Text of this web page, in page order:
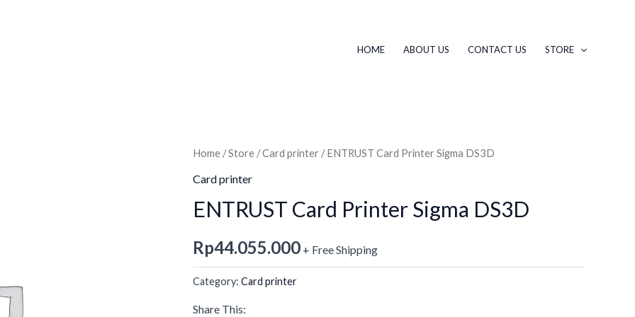
HOME ABOUT US CONTACT US STORE
Home /Store /Card printer / ENTRUST Card Printer Sigma DS3D
Card printer
ENTRUST Card Printer Sigma DS3D
Rp44.055.000 + Free Shipping
Category: Card printer
Share This: